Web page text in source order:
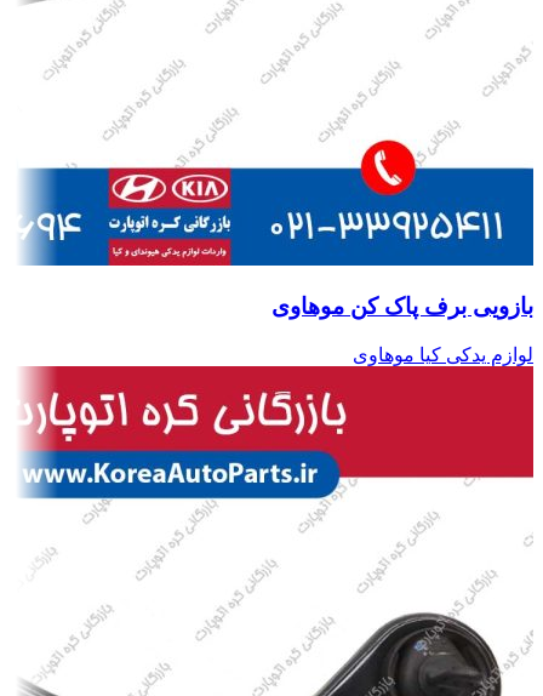
بازویی برف پاک کن موهاوی
لوازم یدکی کیا موهاوی